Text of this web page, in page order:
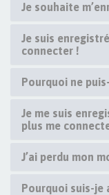
Je souhaite
Je suis
connecter !
Pourquoi ne
Je me suis
plus me
J’ai perdu mon
Pourquoi suis-je